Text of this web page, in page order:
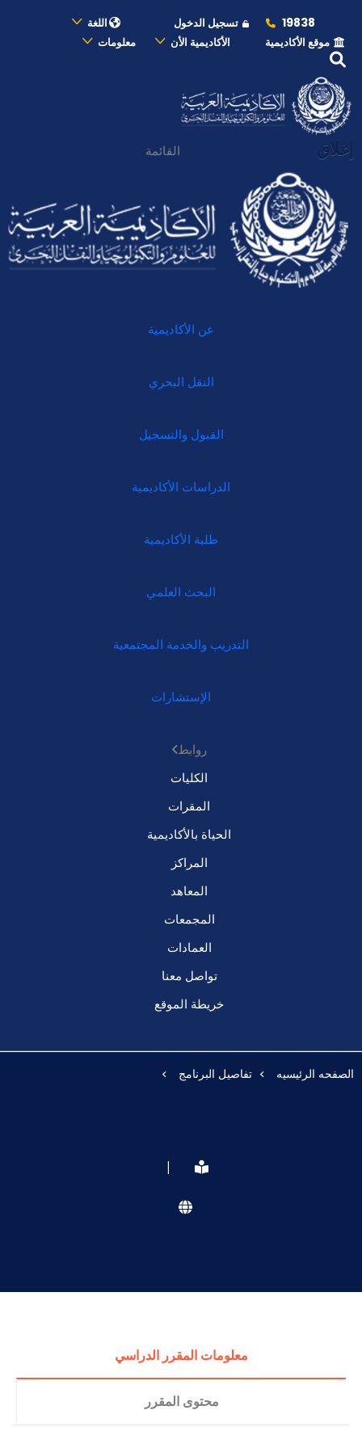
19838 تسجيل الدخول
اللغة
موقع الأكاديمية
الأكاديمية الأن معلومات
إغلاق القائمة
عن الأكاديمية
النقل البحري
القبول والتسجيل
الدراسات الأكاديمية
طلبة الأكاديمية
البحث العلمي
التدريب والخدمة المجتمعية
الإستشارات
روابط
الكليات
المقرات
الحياة بالأكاديمية
المراكز
المعاهد
المجمعات
العمادات
تواصل معنا
خريطة الموقع
الصفحه الرئيسيه تفاصيل البرنامج
|
معلومات المقرر الدراسي
محتوى المقرر